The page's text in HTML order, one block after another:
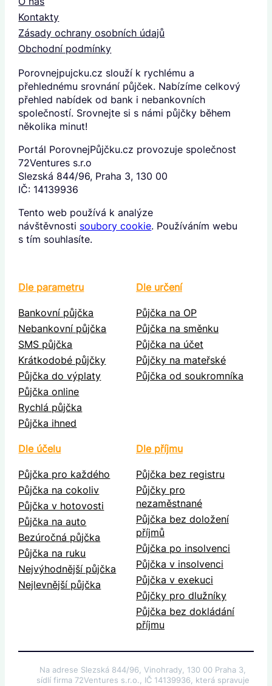
Kontakty
Zásady ochrany osobních údajů
Obchodní podmínky
Porovnejpujcku.cz slouží k rychlému a
přehlednému srovnání půjček. Nabízíme celkový
přehled nabídek od bank i nebankovních
společností. Srovnejte si s námi půjčky během
několika minut!
Portál PorovnejPůjčku.cz provozuje společnost
72Ventures s.r.o
Slezská 844/96, Praha 3, 130 00
IČ: 14139936
Tento web používá k analýze
návštěvnosti soubory cookie. Používáním webu
s tím souhlasíte.
Dle parametru
Bankovní půjčka
Nebankovní půjčka
SMS půjčka
Krátkodobé půjčky
Půjčka do výplaty
Půjčka online
Rychlá půjčka
Půjčka ihned
Dle určení
Půjčka na OP
Půjčka na směnku
Půjčka na účet
Půjčky na mateřské
Půjčka od soukromníka
Dle účelu
Půjčka pro každého
Půjčka na cokoliv
Půjčka v hotovosti
Půjčka na auto
Bezúročná půjčka
Půjčka na ruku
Nejvýhodnější půjčka
Nejlevnější půjčka
Dle příjmu
Půjčka bez registru
Půjčky pro
nezaměstnané
Půjčka bez doložení
příjmů
Půjčka po insolvenci
Půjčka v insolvenci
Půjčka v exekuci
Půjčky pro dlužníky
Půjčka bez dokládání
příjmu
Na adrese Slezská 844/96, Vinohrady, 130 00 Praha 3,
sídlí firma 72Ventures s.r.o., IČ 14139936, která spravuje